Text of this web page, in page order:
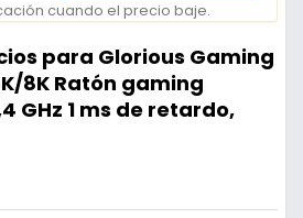
cuando el precio baje.
para Glorious Gaming
8K Ratón gaming
GHz 1 ms de retardo,